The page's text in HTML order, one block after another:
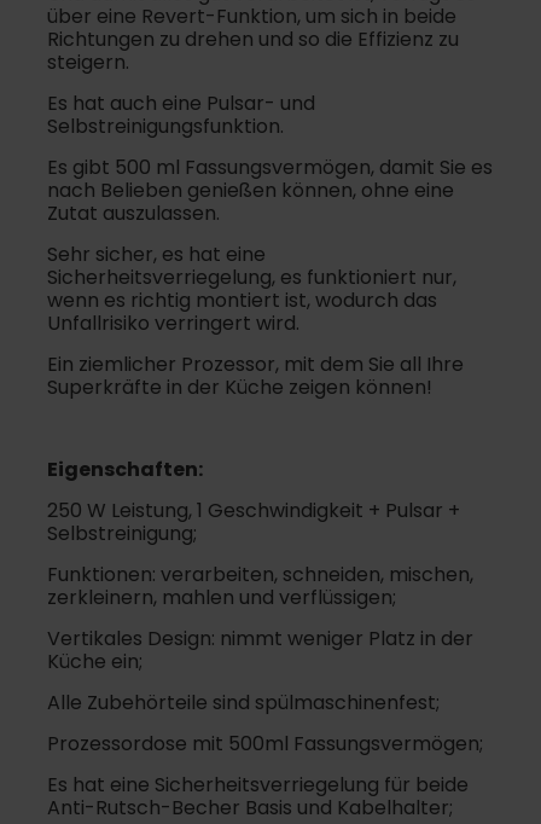
über eine Revert-Funktion, um sich in beide
Richtungen zu drehen und so die Effizienz zu
steigern.
Es hat auch eine Pulsar- und
Selbstreinigungsfunktion.
Es gibt 500 ml Fassungsvermögen, damit Sie es
nach Belieben genießen können, ohne eine
Zutat auszulassen.
Sehr sicher, es hat eine
Sicherheitsverriegelung, es funktioniert nur,
wenn es richtig montiert ist, wodurch das
Unfallrisiko verringert wird.
Ein ziemlicher Prozessor, mit dem Sie all Ihre
Superkräfte in der Küche zeigen können!
Eigenschaften:
250 W Leistung, 1 Geschwindigkeit + Pulsar +
Selbstreinigung;
Funktionen: verarbeiten, schneiden, mischen,
zerkleinern, mahlen und verflüssigen;
Vertikales Design: nimmt weniger Platz in der
Küche ein;
Alle Zubehörteile sind spülmaschinenfest;
Prozessordose mit 500ml Fassungsvermögen;
Es hat eine Sicherheitsverriegelung für beide
Anti-Rutsch-Becher Basis und Kabelhalter;